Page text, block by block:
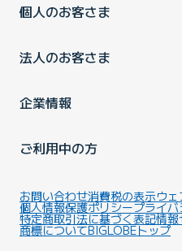
個人のお客さま
法人のお客さま
企業情報
ご利用中の方
お問い合わせ消費税の表示ウ
個人情報保護ポリシープライ
特定商取引法に基づく表記情報
商標についてBIGLOBEトップ